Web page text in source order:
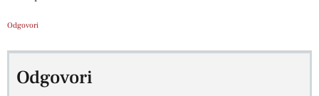
Odgovori
Odgovori